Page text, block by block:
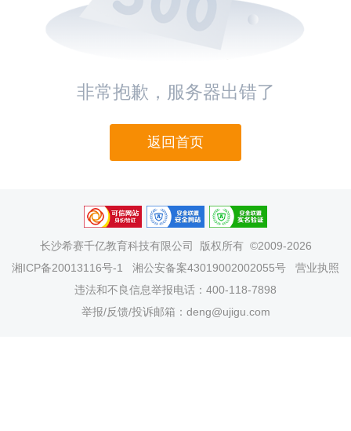
非常抱歉，服务器出错了
返回首页
长沙希赛千亿教育科技有限公司
版权所有 ©2009-2026
湘ICP备20013116号-1
湘公安备案43019002002055号
营业执照
违法和不良信息举报电话：400-118-7898
举报/反馈/投诉邮箱：deng@ujigu.com